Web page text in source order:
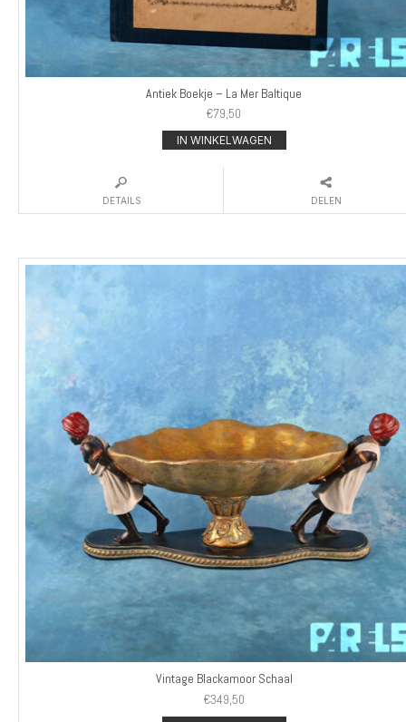
Antiek Boekje – La Mer Baltique
€79,50
IN WINKELWAGEN
DETAILS DELEN
Vintage Blackamoor Schaal
€349,50